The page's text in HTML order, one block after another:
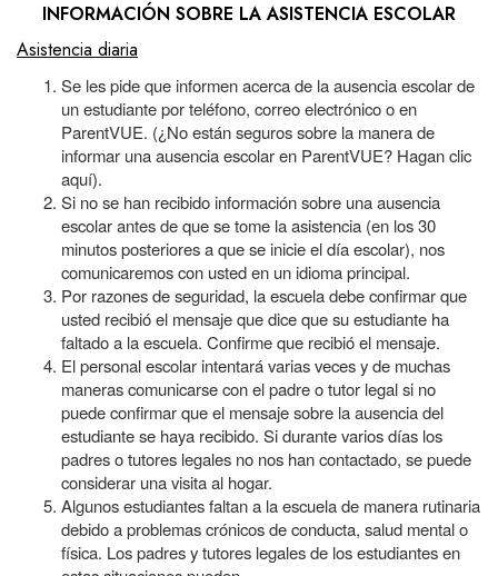
INFORMACIÓN SOBRE LA ASISTENCIA ESCOLAR
Asistencia diaria
Se les pide que informen acerca de la ausencia escolar de
un estudiante por teléfono, correo electrónico o en
ParentVUE. (¿No están seguros sobre la manera de
informar una ausencia escolar en ParentVUE? Hagan clic
aquí).
Si no se han recibido información sobre una ausencia
escolar antes de que se tome la asistencia (en los 30
minutos posteriores a que se inicie el día escolar), nos
comunicaremos con usted en un idioma principal.
Por razones de seguridad, la escuela debe confirmar que
usted recibió el mensaje que dice que su estudiante ha
faltado a la escuela. Confirme que recibió el mensaje.
El personal escolar intentará varias veces y de muchas
maneras comunicarse con el padre o tutor legal si no
puede confirmar que el mensaje sobre la ausencia del
estudiante se haya recibido. Si durante varios días los
padres o tutores legales no nos han contactado, se puede
considerar una visita al hogar.
Algunos estudiantes faltan a la escuela de manera rutinaria
debido a problemas crónicos de conducta, salud mental o
física. Los padres y tutores legales de los estudiantes en